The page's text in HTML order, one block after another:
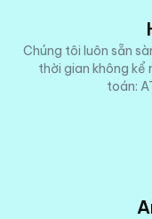
Chúng tôi luôn sẵn
thời gian không
toán: